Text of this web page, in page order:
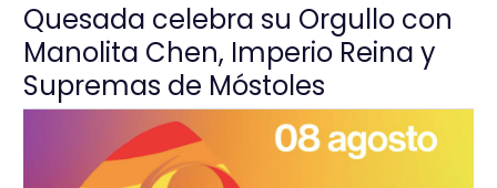
Quesada celebra su Orgullo con
Manolita Chen, Imperio Reina y
Supremas de Móstoles